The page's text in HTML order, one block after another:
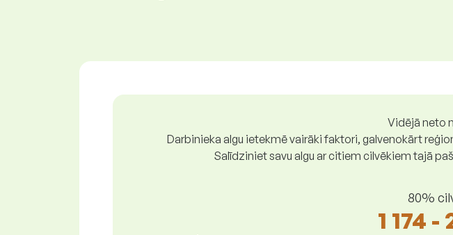
Vidējā neto
Darbinieka algu ietekmē vairāki faktori, galvenokārt
Salīdziniet savu algu ar citiem cilvēkiem tajā
80%
1 174 -